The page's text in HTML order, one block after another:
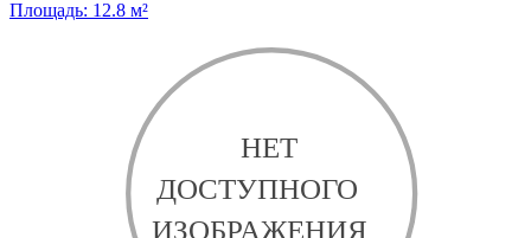
Площадь: 12.8 м²